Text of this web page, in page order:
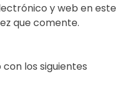
y web en este
que comente.
los siguientes